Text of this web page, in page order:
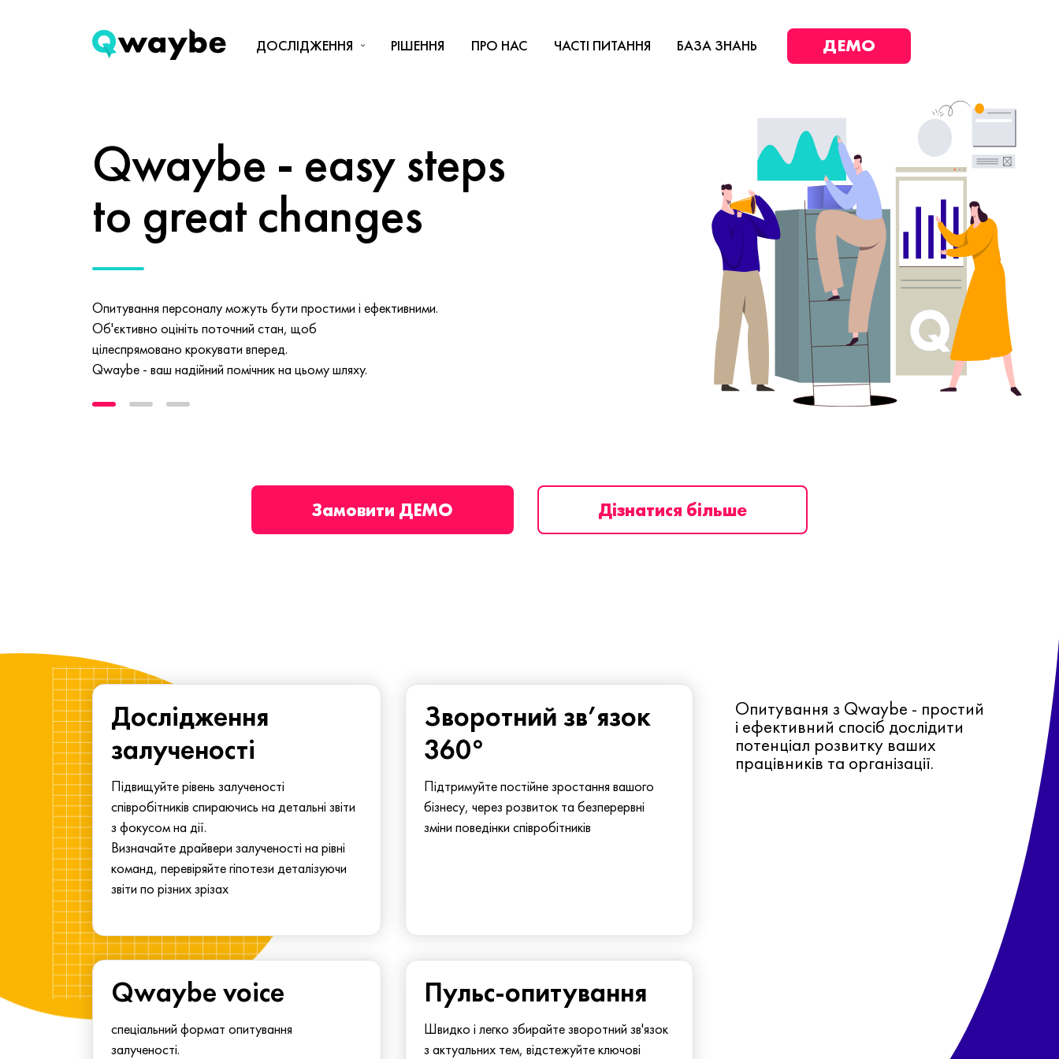
ДОСЛІДЖЕННЯ РІШЕННЯ ПРО НАС ЧАСТІ ПИТАННЯ БАЗА ЗНАНЬ ДЕМО
Qwaybe - easy steps
to great changes
Опитування персоналу можуть бути простими і ефективними.
Об'єктивно оцініть поточний стан, щоб
цілеспрямовано крокувати вперед.
Qwaybe - ваш надійний помічник на цьому шляху.
Замовити ДЕМО Дізнатися більше
Дослідження
залученості
Підвищуйте рівень залученості
співробітників спираючись на детальні звіти
з фокусом на дії.
Визначайте драйвери залученості на рівні
команд, перевіряйте гіпотези деталізуючи
звіти по різних зрізах
Зворотний зв’язок
360°
Підтримуйте постійне зростання вашого
бізнесу, через розвиток та безперервні
зміни поведінки співробітників
Опитування з Qwaybe - простий
і ефективний спосіб дослідити
потенціал розвитку ваших
працівників та організації.
Qwaybe voice
спеціальний формат опитування
залученості.
Пульс-опитування
Швидко і легко збирайте зворотний зв'язок
з актуальних тем, відстежуйте ключові